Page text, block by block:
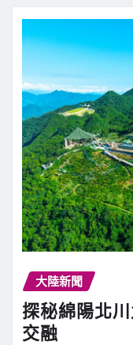
大陸新聞
探秘綿陽北
交融